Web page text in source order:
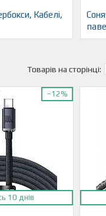
Кабелі,
–12%
10 днів